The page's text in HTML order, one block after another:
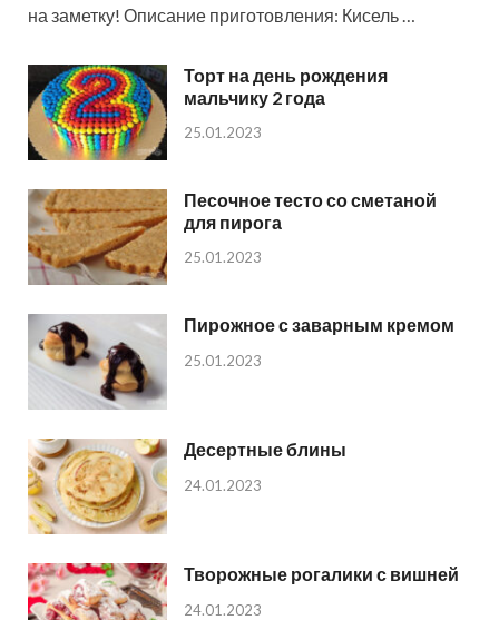
на заметку! Описание приготовления: Кисель …
Торт на день рождения
мальчику 2 года
25.01.2023
Песочное тесто со сметаной
для пирога
25.01.2023
Пирожное с заварным кремом
25.01.2023
Десертные блины
24.01.2023
Творожные рогалики с вишней
24.01.2023